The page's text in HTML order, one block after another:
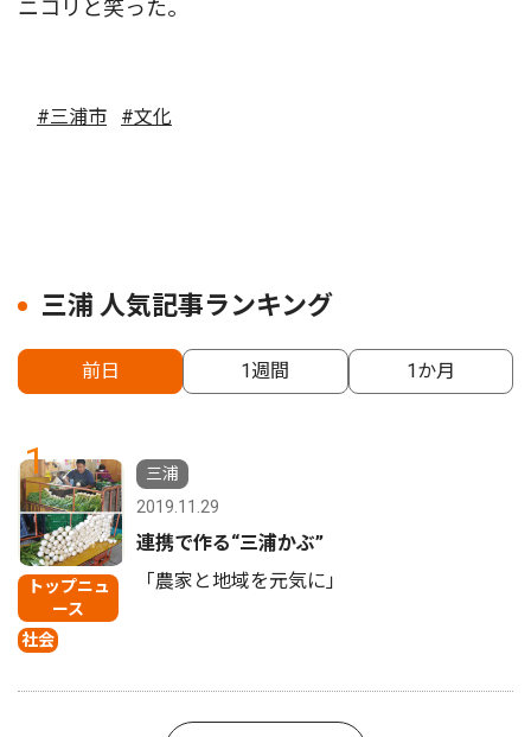
ニコリと笑った。
#三浦市 #文化
三浦 人気記事ランキング
前日 1週間 1か月
1
トップニュ
ース
社会
三浦
2019.11.29
連携で作る“三浦かぶ”
「農家と地域を元気に」